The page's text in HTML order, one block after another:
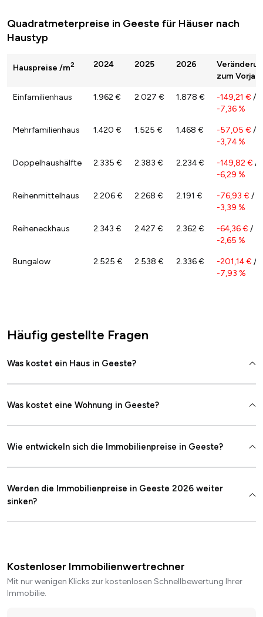
Quadratmeterpreise in Geeste für Häuser nach
Haustyp
Hauspreise /m2 2024 2025 2026
zum Vorjahr
Einfamilienhaus 1.962 € 2.027 € 1.878 € -149,21 € /
-7,36 %
Mehrfamilienhaus 1.420 € 1.525 € 1.468 € -57,05 € /
-3,74 %
Doppelhaushälfte 2.335 € 2.383 € 2.234 € -149,82 € /
-6,29 %
Reihenmittelhaus 2.206 € 2.268 € 2.191 € -76,93 € /
-3,39 %
Reiheneckhaus 2.343 € 2.427 € 2.362 € -64,36 € /
-2,65 %
Bungalow 2.525 € 2.538 € 2.336 € -201,14 € /
-7,93 %
Häufig gestellte Fragen
Was kostet ein Haus in Geeste?
Was kostet eine Wohnung in Geeste?
Wie entwickeln sich die Immobilienpreise in Geeste?
Werden die Immobilienpreise in Geeste 2026 weiter
sinken?
Kostenloser Immobilienwertrechner
Mit nur wenigen Klicks zur kostenlosen Schnellbewertung Ihrer
Immobilie.